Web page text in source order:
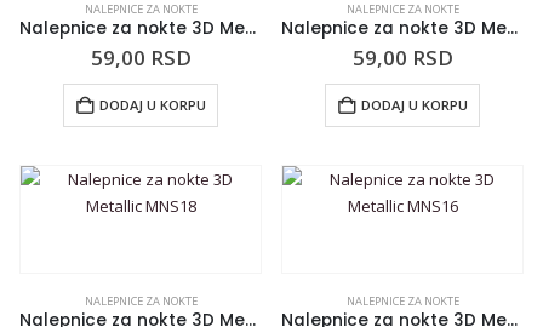
NALEPNICE ZA NOKTE
Nalepnice za nokte 3D Metallic MNS21
59,00 RSD
DODAJ U KORPU
NALEPNICE ZA NOKTE
Nalepnice za nokte 3D Metallic MNS19
59,00 RSD
DODAJ U KORPU
NALEPNICE ZA NOKTE
Nalepnice za nokte 3D Metallic MNS18
NALEPNICE ZA NOKTE
Nalepnice za nokte 3D Metallic MNS16